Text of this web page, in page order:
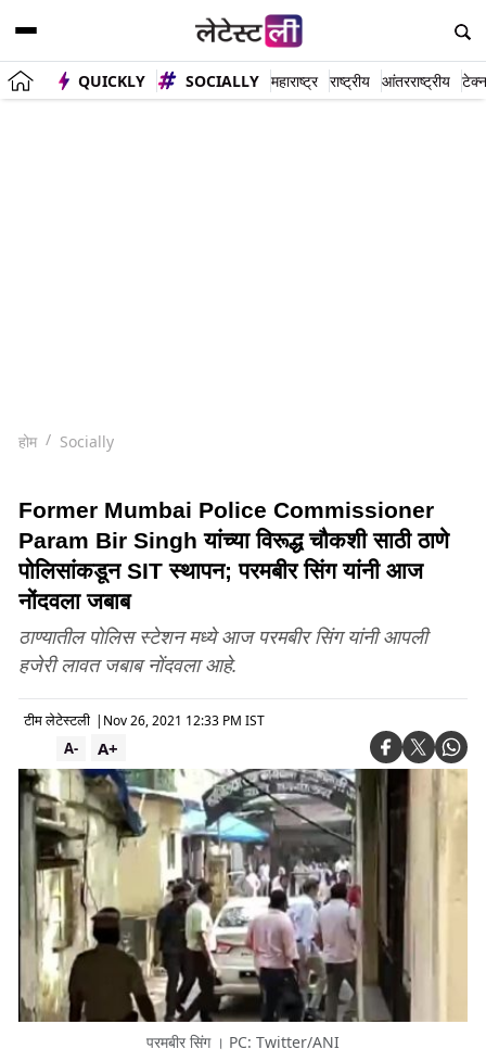
QUICKLY SOCIALLY महाराष्ट्र राष्ट्रीय आंतरराष्ट्रीय
होम Socially
Former Mumbai Police Commissioner
Param Bir Singh यांच्या विरूद्ध चौकशी साठी ठाणे
पोलिसांकडून SIT स्थापन; परमबीर सिंग यांनी आज
नोंदवला जबाब
ठाण्यातील पोलिस स्टेशन मध्ये आज परमबीर सिंग यांनी आपली
हजेरी लावत जबाब नोंदवला आहे.
टीम लेटेस्टली | Nov 26, 2021 12:33 PM IST
A+
A-
परमबीर सिंग । PC: Twitter/ANI